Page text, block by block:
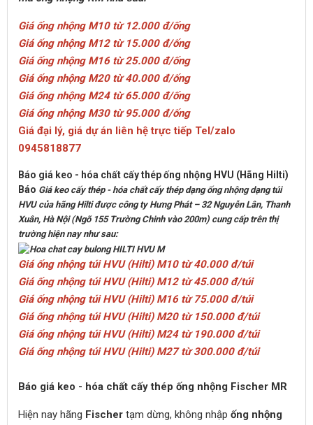
Giá ống nhộng M10 từ 12.000 đ/ống
Giá ống nhộng M12 từ 15.000 đ/ống
Giá ống nhộng M16 từ 25.000 đ/ống
Giá ống nhộng M20 từ 40.000 đ/ống
Giá ống nhộng M24 từ 65.000 đ/ống
Giá ống nhộng M30 từ 95.000 đ/ống
Giá đại lý, giá dự án liên hệ trực tiếp Tel/zalo
0945818877
Báo giá keo - hóa chất cấy thép ống nhộng HVU (Hãng Hilti)
Báo Giá keo cấy thép - hóa chất cấy thép dạng ống nhộng dạng túi
HVU của hãng Hiltiđược công ty Hưng Phát – 32 Nguyễn Lân, Thanh
Xuân, Hà Nội (Ngõ 155 Trường Chinh vào 200m) cung cấp trên thị
trường hiện nay như sau:
Giá ống nhộng túi HVU (Hilti) M10 từ 40.000 đ/túi
Giá ống nhộng túi HVU (Hilti) M12 từ 45.000 đ/túi
Giá ống nhộng túi HVU (Hilti) M16 từ 75.000 đ/túi
Giá ống nhộng túi HVU (Hilti) M20 từ 150.000 đ/túi
Giá ống nhộng túi HVU (Hilti) M24 từ 190.000 đ/túi
Giá ống nhộng túi HVU (Hilti) M27 từ 300.000 đ/túi
Báo giá keo - hóa chất cấy thép ống nhộng Fischer MR
Hiện nay hãng Fischer tạm dừng, không nhập ống nhộng